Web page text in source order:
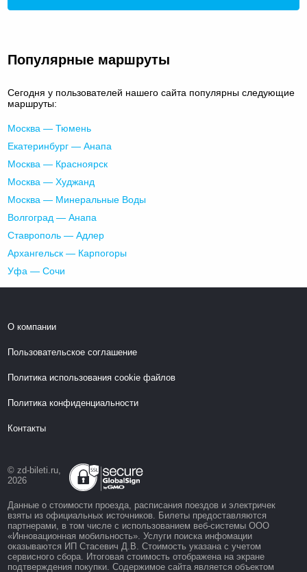
Популярные маршруты
Сегодня у пользователей нашего сайта популярны следующие
маршруты:
Москва — Тюмень
Екатеринбург — Анапа
Москва — Красноярск
Москва — Худжанд
Москва — Минеральные Воды
Волгоград — Анапа
Ставрополь — Адлер
Архангельск — Карпогоры
Уфа — Сочи
О компании
Пользовательское соглашение
Политика использования cookie файлов
Политика конфиденциальности
Контакты
© zd-bileti.ru,
2026
Данные о стоимости проезда, расписания поездов и электричек
взяты из официальных источников. Билеты предоставляются
партнерами, в том числе с использованием веб-системы ООО
«Инновационная мобильность». Услуги поиска инфомации
оказываются ИП Стасевич Д.В. Стоимость указана с учетом
сервисного сбора. Итоговая стоимость отображена на экране
подтверждения покупки. Содержимое сайта является объектом